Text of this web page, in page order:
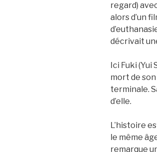
regard)
alors d’un
décrivait
Ici Fuki
mort de
terminale.
d’elle.
L’histoire
le même
remarque